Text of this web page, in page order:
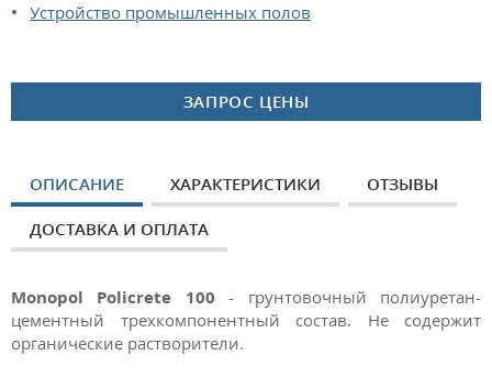
Устройство промышленных полов
ЗАПРОС ЦЕНЫ
ОПИСАНИЕ ХАРАКТЕРИСТИКИ ОТЗЫВЫ
ДОСТАВКА И ОПЛАТА
Monopol Policrete 100 - грунтовочный полиуретан-
цементный трехкомпонентный состав. Не содержит
органические растворители.